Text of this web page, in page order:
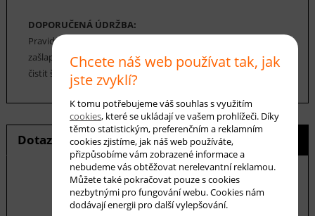
DOPORUČENÁ ÚDRŽBA:
Pravidelné vysávání nečistot z koberce, aby se zabránilo jejich
zašlapání do koberce. Cca jednou za 12-18 měsíců je možné
čistit šamponováním.
Dotaz na produkt Hlídání ceny
E-mail *
Chcete náš web používat tak, jak
jste zvyklí?
K tomu potřebujeme váš souhlas s využitím
cookies, které se ukládají ve vašem prohlížeči. Díky
těmto statistickým, preferenčním a reklamním
cookies zjistíme, jak náš web používáte,
přizpůsobíme vám zobrazené informace a
nebudeme vás obtěžovat nerelevantní reklamou.
Můžete také pokračovat pouze s cookies
nezbytnými pro fungování webu. Cookies nám
dodávají energii pro další vylepšování.